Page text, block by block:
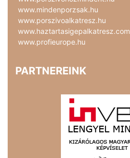
www.mindenporzsak.hu
www.porszivoalkatresz.hu
www.haztartasigepalkatresz.com
www.profieurope.hu
PARTNEREINK